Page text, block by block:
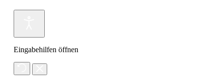
Eingabehilfen öffnen